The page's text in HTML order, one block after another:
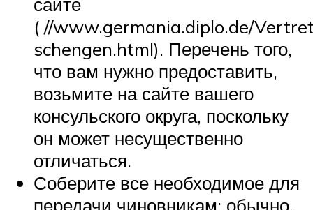
( //www.germania.diplo.de/
schengen.html). Перечень того,
что вам нужно предоставить,
возьмите на сайте вашего
консульского округа, поскольку
он может несущественно
отличаться.
Соберите все необходимое для
передачи чиновникам: обычно,